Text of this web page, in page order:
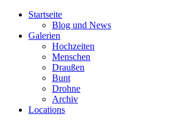
Startseite
Blog und News
Galerien
Hochzeiten
Menschen
Draußen
Bunt
Drohne
Archiv
Locations